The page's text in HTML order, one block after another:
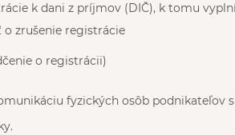
k dani z príjmov (DIČ), k tomu
o zrušenie registrácie
o registrácii)
fyzických osôb podnikateľov